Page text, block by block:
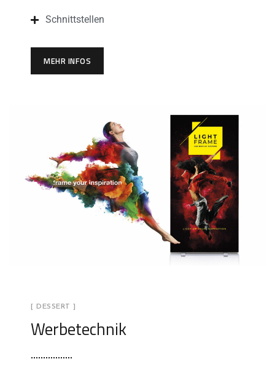
Schnittstellen
MEHR INFOS
[ DESSERT ]
Werbetechnik